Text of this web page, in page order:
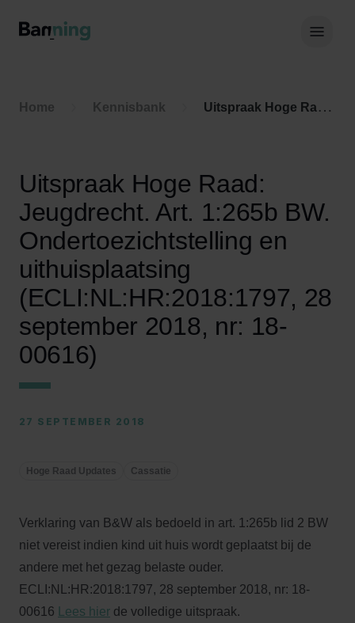
Home Kennisbank Uitspraak Hoge Raad: Jeugdrecht. Art. 1:265b BW. Ondertoezichtstelling en uithuisplaatsing (ECLI:NL:HR:2018:1797, 28 september 2018, nr: 18-00616)
Uitspraak Hoge Raad:
Jeugdrecht. Art. 1:265b BW.
Ondertoezichtstelling en
uithuisplaatsing
(ECLI:NL:HR:2018:1797, 28
september 2018, nr: 18-
00616)
27 SEPTEMBER 2018
Hoge Raad Updates Cassatie
Verklaring van B&W als bedoeld in art. 1:265b lid 2 BW
niet vereist indien kind uit huis wordt geplaatst bij de
andere met het gezag belaste ouder.
ECLI:NL:HR:2018:1797, 28 september 2018, nr: 18-
00616
Lees hier de volledige uitspraak.